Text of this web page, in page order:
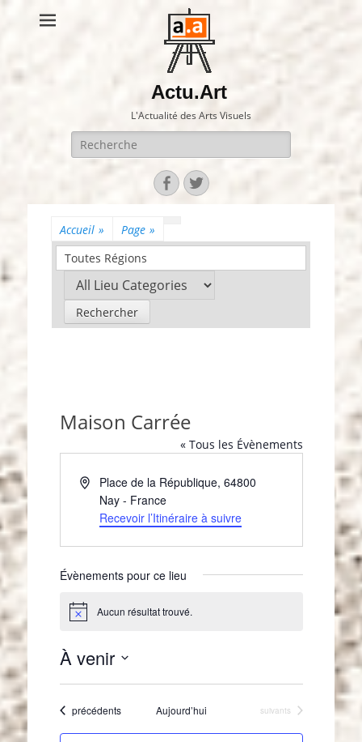
Actu.Art
L'Actualité des Arts Visuels
Recherche
pour:
Facebook
Twitter
Accueil » Page »
Toutes Régions
Maison Carrée
« Tous les Évènements
A
s
s
Place de la République,64800
Nay- France
Recevoir l’Itinéraire à suivre
Évènements pour ce lieu
N
i
c
e
Aucun résultat trouvé.
À venir
l
e
Évènements
précédents Aujourd’hui Évènements
suivants